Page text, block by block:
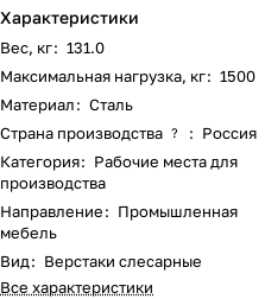
Характеристики
Вес, кг: 131.0
Максимальная нагрузка, кг: 1500
Материал: Сталь
Страна производства ? : Россия
Категория: Рабочие места для
производства
Направление: Промышленная
мебель
Вид: Верстаки слесарные
Все характеристики